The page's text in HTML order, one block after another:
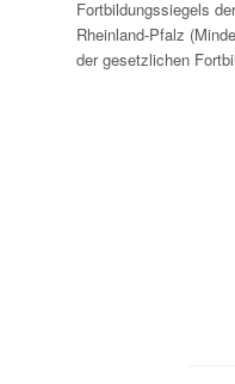
Fortbildungssiegels
Rheinland-Pfalz
der gesetzlichen